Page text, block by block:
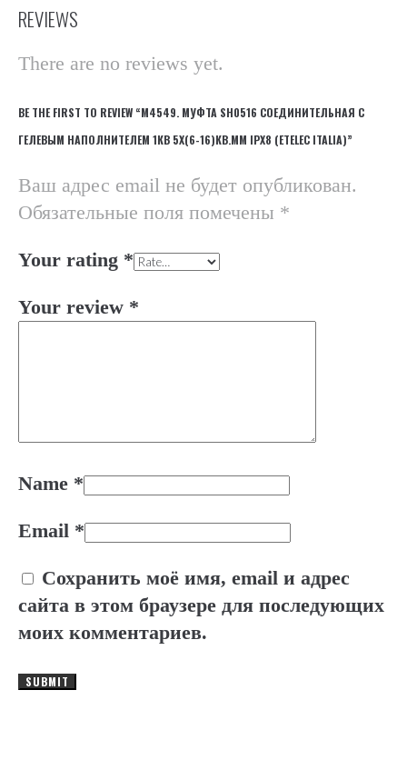
REVIEWS
There are no reviews yet.
BE THE FIRST TO REVIEW “М4549. МУФТА SH0516 СОЕДИНИТЕЛЬНАЯ С
ГЕЛЕВЫМ НАПОЛНИТЕЛЕМ 1КВ 5Х(6-16)КВ.ММ IPX8 (ETELEC ITALIA)”
Ваш адрес email не будет опубликован.
Обязательные поля помечены *
Your rating *
Your review *
Name *
Email *
Сохранить моё имя, email и адрес
сайта в этом браузере для последующих
моих комментариев.